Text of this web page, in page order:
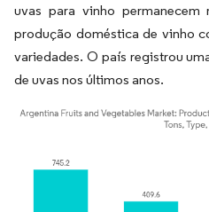
uvas para vinho permanecem
produção doméstica de vinho
variedades. O país registrou
de uvas nos últimos anos.